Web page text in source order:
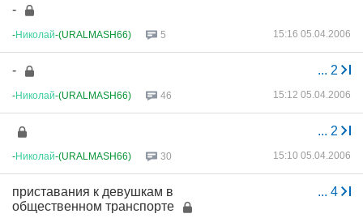
-
-Николай-(URALMASH66) 5 15:16 05.04.2006
... 2
-
-Николай-(URALMASH66) 46 15:12 05.04.2006
... 2
-Николай-(URALMASH66) 30 15:10 05.04.2006
... 4
приставания к девушкам в
общественном транспорте